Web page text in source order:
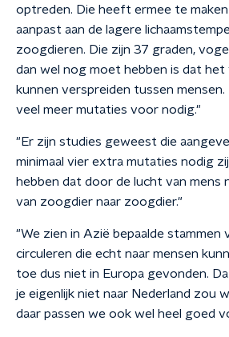
optreden. Die heeft ermee te
aanpast aan de lagere
zoogdieren. Die zijn 37 graden,
dan wel nog moet hebben is dat het
kunnen verspreiden tussen mensen.
veel meer mutaties voor nodig."
"Er zijn studies geweest die
minimaal vier extra mutaties nodig
hebben dat door de lucht van mens
van zoogdier naar zoogdier."
"We zien in Azië bepaalde stammen
circuleren die echt naar mensen
toe dus niet in Europa gevonden.
je eigenlijk niet naar Nederland zou
daar passen we ook wel heel goed